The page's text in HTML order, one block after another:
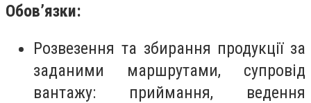
Обов’язки:
Розвезення та збирання продукції за
заданими маршрутами, супровід
вантажу: приймання, ведення